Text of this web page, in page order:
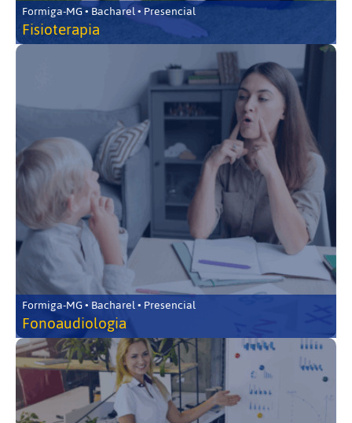
Formiga-MG • Bacharel • Presencial
Fisioterapia
Formiga-MG • Bacharel • Presencial
Fonoaudiologia